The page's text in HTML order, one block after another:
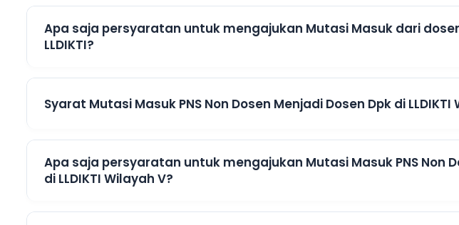
Apa saja persyaratan untuk mengajukan Mutasi Masuk dari
LLDIKTI?
Syarat Mutasi Masuk PNS Non Dosen Menjadi Dosen Dpk di LLDIKTI
Apa saja persyaratan untuk mengajukan Mutasi Masuk PNS Non
di LLDIKTI Wilayah V?